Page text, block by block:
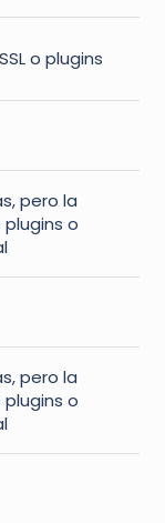
o plugins
pero la
o
pero la
o